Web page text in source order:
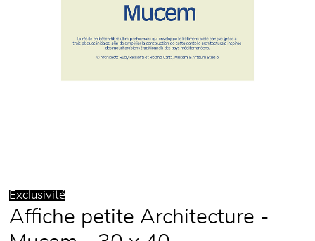
Exclusivité
Affiche petite Architecture -